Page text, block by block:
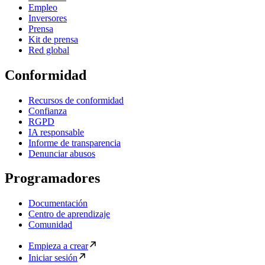
Empleo
Inversores
Prensa
Kit de prensa
Red global
Conformidad
Recursos de conformidad
Confianza
RGPD
IA responsable
Informe de transparencia
Denunciar abusos
Programadores
Documentación
Centro de aprendizaje
Comunidad
Empieza a crear
Iniciar sesión